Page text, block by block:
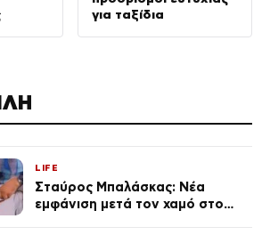
για ταξίδια
LIFE
Σταύρος Μπαλάσκας: Νέα
εμφάνιση μετά τον χαμό στο